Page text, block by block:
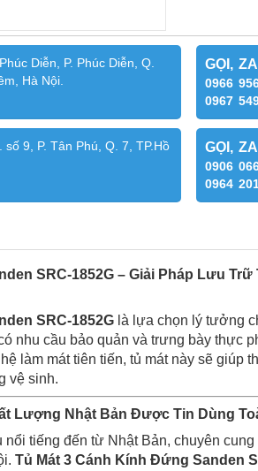
Diễn, P. Phúc Diễn, Q.
Hà Nội.
GỌI,
0966
0967
số 9, P. Tân Phú, Q. 7, TP.Hồ
GỌI,
0906
0964
SRC-1852G – Giải Pháp Lưu
SRC-1852G là lựa chọn lý tưởng
nhu cầu bảo quản và trưng bày thực
làm mát tiên tiến, tủ mát này sẽ
vệ sinh.
Lượng Nhật Bản Được Tin Dùng
nổi tiếng đến từ Nhật Bản, chuyên
Tủ Mát 3 Cánh Kính Đứng Sanden